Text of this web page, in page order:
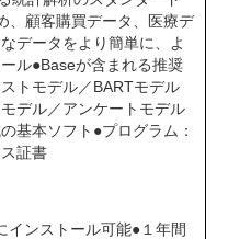
、顧客購買データ、医療デ
データをより簡単に、よ
ル●Baseが含まれる推奨
トモデル／BARTモデル
デル／アンケートモデル
基本ソフト●プログラム：
証書
インストール可能●１年間